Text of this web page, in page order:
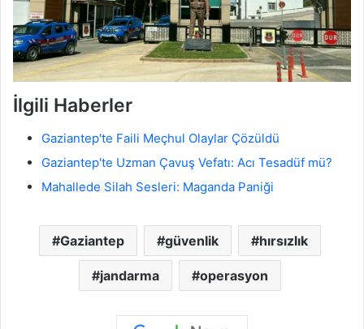
İlgili Haberler
Gaziantep'te Faili Meçhul Olaylar Çözüldü
Gaziantep'te Uzman Çavuş Vefatı: Acı Tesadüf mü?
Mahallede Silah Sesleri: Maganda Paniği
Gaziantep güvenlik hırsızlık
jandarma operasyon